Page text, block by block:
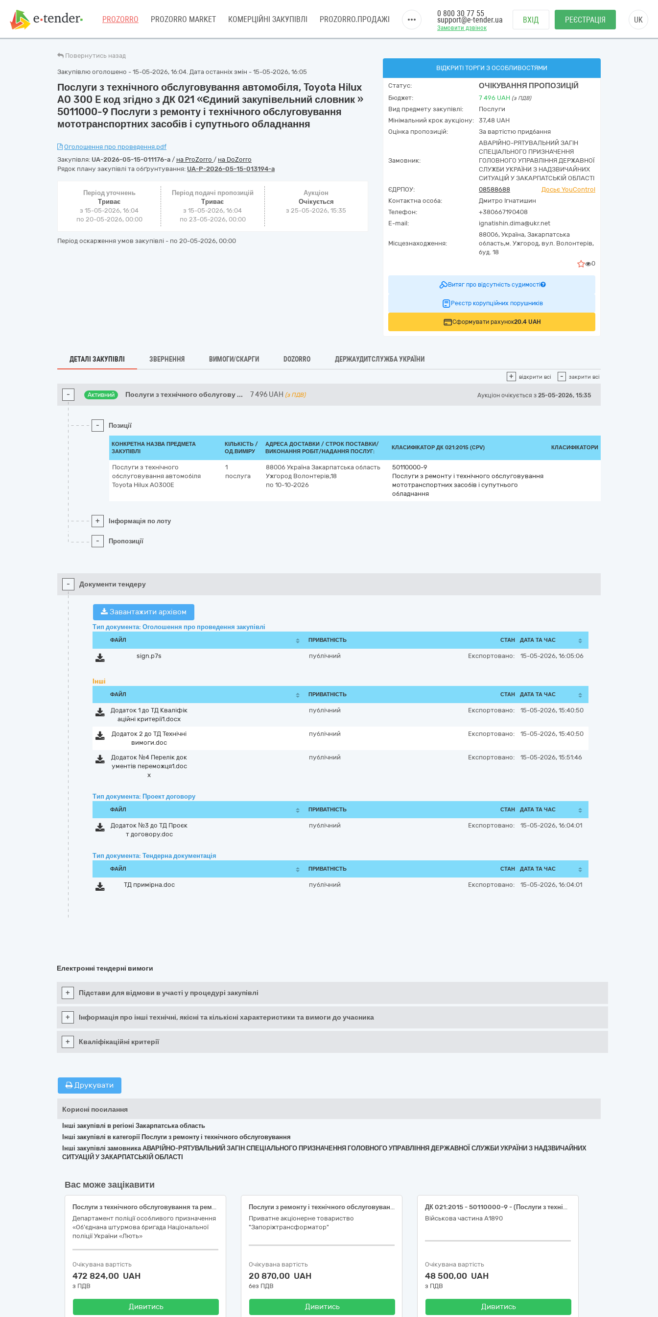
PROZORRO PROZORRO MARKET КОМЕРЦІЙНІ ЗАКУПІВЛІ PROZORRO.ПРОДАЖІ
Замовити дзвінок
0 800 30 77 55
support@e-tender.ua ВХІД РЕЄСТРАЦІЯ UK
Повернутись назад
Закупівлю оголошено - 15-05-2026, 16:04. Дата останніх змін - 15-05-2026, 16:05
Послуги з технічного обслуговування автомобіля, Toyota Hilux
AO 300 E код згідно з ДК 021 «Єдиний закупівельний словник »
5011000-9 Послуги з ремонту і технічного обслуговування
мототранспортних засобів і супутнього обладнання
Оголошення про проведення.pdf
Закупівля: UA-2026-05-15-011176-a / на ProZorro / на DoZorro
Рядок плану закупівлі та обґрунтування: UA-P-2026-05-15-013194-a
Період уточнень
Триває
з 15-05-2026, 16:04
по 20-05-2026, 00:00
Період подачі пропозицій
Триває
з 15-05-2026, 16:04
по 23-05-2026, 00:00
Аукціон
Очікується
з25-05-2026, 15:35
Період оскарження умов закупівлі - по 20-05-2026, 00:00
ВІДКРИТІ ТОРГИ З ОСОБЛИВОСТЯМИ
Статус: ОЧІКУВАННЯ ПРОПОЗИЦІЙ
Бюджет: 7 496 UAH (з ПДВ)
Вид предмету закупівлі:
Послуги
Мінімальний крок аукціону:
37,48 UAH
Оцінка пропозицій:
За вартістю придбання
Замовник:
АВАРІЙНО-РЯТУВАЛЬНИЙ ЗАГІН
СПЕЦІАЛЬНОГО ПРИЗНАЧЕННЯ
ГОЛОВНОГО УПРАВЛІННЯ ДЕРЖАВНОЇ
СЛУЖБИ УКРАЇНИ З НАДЗВИЧАЙНИХ
СИТУАЦІЙ У ЗАКАРПАТСЬКІЙ ОБЛАСТІ
ЄДРПОУ:
08588688
Досьє YouControl
Контактна особа:
Дмитро Ігнатишин
Телефон:
+380667190408
E-mail:
ignatishin.dima@ukr.net
Місцезнаходження:
88006, Україна, Закарпатська
область,м. Ужгород, вул. Волонтерів,
буд. 18
0
Витяг про відсутність судимості
Реєстр корупційних порушників
Сформувати рахунок20.4 UAH
ДЕТАЛІ ЗАКУПІВЛІ ЗВЕРНЕННЯ ВИМОГИ/СКАРГИ DOZORRO ДЕРЖАУДИТСЛУЖБА УКРАЇНИ
+ відкрити всі - закрити всі
- Активний Послуги з технічного обслугову ... 7 496 UAH (з ПДВ) Аукціон очікується з 25-05-2026, 15:35
- Позиції
КОНКРЕТНА НАЗВА ПРЕДМЕТА
ЗАКУПІВЛІ
КІЛЬКІСТЬ /
ОД.ВИМІРУ
АДРЕСА ДОСТАВКИ / СТРОК ПОСТАВКИ/
ВИКОНАННЯ РОБІТ/НАДАННЯ ПОСЛУГ:
КЛАСИФІКАТОР ДК 021:2015 (CPV) КЛАСИФІКАТОРИ
Послуги з технічного
обслуговування автомобіля
Toyota Hilux AO300E
1
послуга
88006 Україна Закарпатська область
Ужгород Волонтерів,18
по 10-10-2026
50110000-9
Послуги з ремонту і технічного обслуговування
мототранспортних засобів і супутнього
обладнання
+ Інформація по лоту
- Пропозиції
- Документи тендеру
Завантажити архівом
Тип документа: Оголошення про проведення закупівлі
ФАЙЛ ПРИВАТНІСТЬ СТАН ДАТА ТА ЧАС
sign.p7s публічний Експортовано: 15-05-2026, 16:05:06
Інші
ФАЙЛ ПРИВАТНІСТЬ СТАН ДАТА ТА ЧАС
Додаток 1 до ТД Кваліфік
аційні критерії1.docx
публічний Експортовано: 15-05-2026, 15:40:50
Додаток 2 до ТД Технічні
вимоги.doc
публічний Експортовано: 15-05-2026, 15:40:50
Додаток №4 Перелік док
ументів переможця1.doc
x
публічний Експортовано: 15-05-2026, 15:51:46
Тип документа: Проект договору
ФАЙЛ ПРИВАТНІСТЬ СТАН ДАТА ТА ЧАС
Додаток №3 до ТД Проєк
т договору.doc
публічний Експортовано: 15-05-2026, 16:04:01
Тип документа: Тендерна документація
ФАЙЛ ПРИВАТНІСТЬ СТАН ДАТА ТА ЧАС
ТД примірна.doc публічний Експортовано: 15-05-2026, 16:04:01
Електронні тендерні вимоги
+ Підстави для відмови в участі у процедурі закупівлі
+ Інформація про інші технічні, якісні та кількісні характеристики та вимоги до учасника
+ Кваліфікаційні критерії
Друкувати
Корисні посилання
Інші закупівлі в регіоні Закарпатська область
Інші закупівлі в категорії Послуги з ремонту і технічного обслуговування
Інші закупівлі замовника АВАРІЙНО-РЯТУВАЛЬНИЙ ЗАГІН СПЕЦІАЛЬНОГО ПРИЗНАЧЕННЯ ГОЛОВНОГО УПРАВЛІННЯ ДЕРЖАВНОЇ СЛУЖБИ УКРАЇНИ З НАДЗВИЧАЙНИХ
СИТУАЦІЙ У ЗАКАРПАТСЬКІЙ ОБЛАСТІ
Вас може зацікавити
Послуги з технічного обслуговування та ремонту службових транспортних засобів марки RENAULT D NARROW
Департамент поліції особливого призначення
«Об'єднана штурмова бригада Національної
поліції України «Лють»
Очікувана вартість
472 824,00 UAH
з ПДВ
Дивитись
Послуги з ремонту і технічного обслуговування автомобілів (шиномонтаж)
Приватне акціонерне товариство
"Запоріжтрансформатор"
Очікувана вартість
20 870,00 UAH
без ПДВ
Дивитись
ДК 021:2015 - 50110000-9 - (Послуги з технічного обслуговування та поточного ремонту автомобіля Nissan Navara)
Військова частина А1890
Очікувана вартість
48 500,00 UAH
з ПДВ
Дивитись